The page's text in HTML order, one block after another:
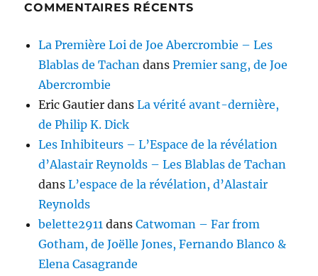
COMMENTAIRES RÉCENTS
La Première Loi de Joe Abercrombie – Les
Blablas de Tachan dansPremier sang, de Joe
Abercrombie
Eric Gautier dansLa vérité avant-dernière,
de Philip K. Dick
Les Inhibiteurs – L’Espace de la révélation
d’Alastair Reynolds – Les Blablas de Tachan
dansL’espace de la révélation, d’Alastair
Reynolds
belette2911 dansCatwoman – Far from
Gotham, de Joëlle Jones, Fernando Blanco &
Elena Casagrande